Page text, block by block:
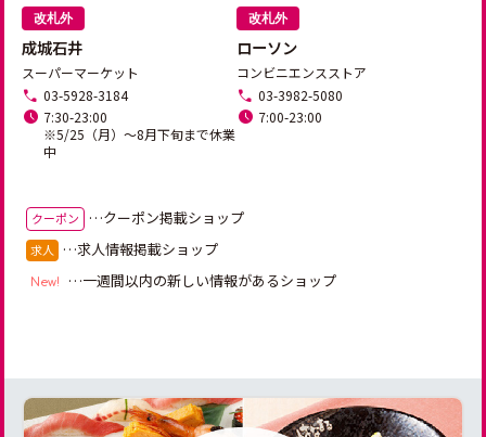
改札外
成城石井
スーパーマーケット
03-5928-3184
7:30-23:00
※5/25（月）～8月下旬まで休業
中
改札外
ローソン
コンビニエンスストア
03-3982-5080
7:00-23:00
クーポン …クーポン掲載ショップ
求人 …求人情報掲載ショップ
New! …一週間以内の新しい情報があるショップ